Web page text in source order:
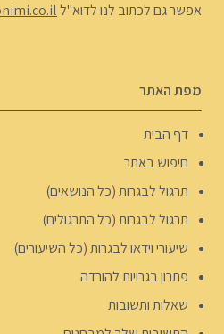
אפשר גם לכתוב לנו לדוא"ל
מפת האתר
דף הבית
חיפוש באתר
תרגול לבגרות (כל הנושאים)
תרגול לבגרות (כל התרגולים)
שיעורי וידאו לבגרות (כל השיעורים)
פתרון בגרויות להורדה
שאלות ותשובות